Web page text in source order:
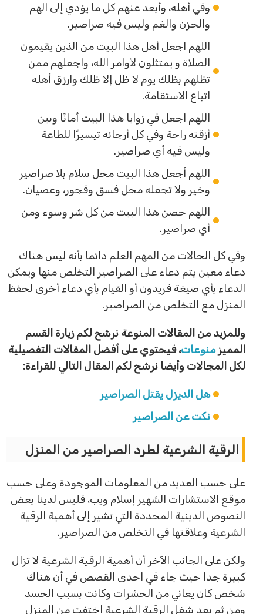
وفي أهله، وأبعد عنهم كل ما يؤدي إلى الهم
والحزن والغم وليس فيه صراصير.
اللهم اجعل أهل هذا البيت من الذين يقيمون
الصلاة و يمتثلون لأوامر الله، واجعلهم ممن
تظلهم بظلك يوم لا ظل إلا ظلك وارزق أهله
اتباع الاستقامة.
اللهم اجعل في زوايا هذا البيت أمانًا وبين
أزقته راحة وفي كل أرجائه تيسيرًا للطاعة
وليس فيه أي صراصير.
اللهم أجعل هذا البيت محل سلام بلا صراصير
وخير ولا تجعله محل فسق وفجور، وعصيان.
اللهم حصن هذا البيت من كل شر وسوء ومن
أي صراصير.
وفي كل الحالات من المهم العلم دائما بأنه ليس هناك
دعاء معين يتم دعاء على الصراصير التخلص منها ويمكن
الدعاء بأي صيغة فريدون أو القيام بأي دعاء أخرى لحفظ
المنزل مع التخلص من الصراصير.
وللمزيد من المقالات المنوعة نرشح لكم زيارة القسم
المميزمنوعات، فيحتوي على أفضل المقالات التفصيلية
لكل المجالات وأيضا نرشح لكم المقال التالي للقراءة:
هل الديزل يقتل الصراصير
نكت عن الصراصير
الرقية الشرعية لطرد الصراصير من المنزل
على حسب العديد من المعلومات الموجودة وعلى حسب
موقع الاستشارات الشهير إسلام ويب، فليس لدينا بعض
النصوص الدينية المحددة التي تشير إلى أهمية الرقية
الشرعية وعلاقتها في التخلص من الصراصير.
ولكن على الجانب الآخر أن أهمية الرقية الشرعية لا تزال
كبيرة جدا حيث جاء في احدى القصص في أن هناك
شخص كان يعاني من الحشرات وكانت بسبب الحسد
ومن ثم بعد شغل الرقية الشرعية اختفت من المنزل